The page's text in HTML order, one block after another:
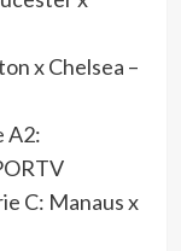
x Chelsea –
A2:
C: Manaus x